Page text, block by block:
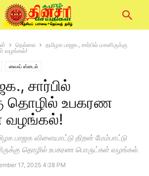
நெல்லை
தமிழக பாஜக., சார்பில் மகளிருக்கு
வழங்கல்!
லைஃப் ஸ்டைல்
சார்பில்
தொழில் உபகரண
வழங்கல்!
பாஜக விளையாட்டு திறன் மேம்பாட்டு
தொழில் உபகரண பொருட்கள் வழங்கல்.
17, 2025 4:28 PM